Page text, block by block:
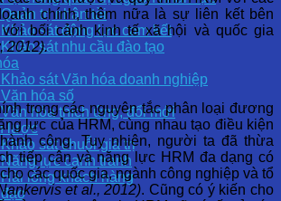
trị nhân tài
Khảo sát động lực cam kết
sát nhu cầu đào tạo
Khảo sát Văn hóa doanh nghiệp
Văn hóa số
hóa thích ứng, đổi mới
lược
sát chuỗi giá trị
lực cạnh tranh
Hài lòng khách hàng
chính, thêm nữa là sự liên kết bên
bối cảnh kinh tế xã hội và quốc gia
2012).
trong các nguyên tắc phân loại đương
lực của HRM, cùng nhau tạo điều kiện
công. Tuy nhiên, người ta đã thừa
tiếp cận và năng lực HRM đa dạng có
các quốc gia, ngành công nghiệp và tổ
et al., 2012). Cũng có ý kiến ​​cho